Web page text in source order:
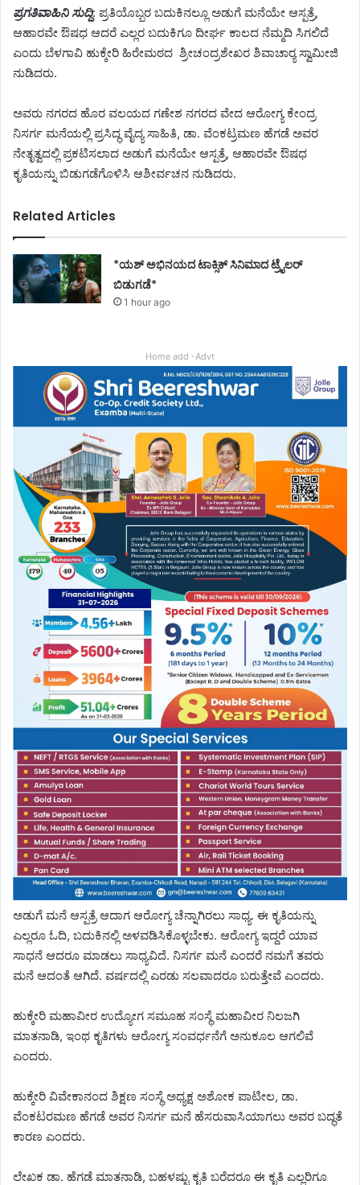
ಪ್ರಗತಿವಾಹಿನಿ ಸುದ್ದಿ: ಪ್ರತಿಯೊಬ್ಬರ ಬದುಕಿನಲ್ಲೂ ಅಡುಗೆ ಮನೆಯೇ ಆಸ್ಪತ್ರೆ,
ಆಹಾರವೇ ಔಷಧ ಆದರೆ ಎಲ್ಲರ ಬದುಕಿಗೂ ದೀರ್ಘ ಕಾಲದ ನೆಮ್ಮದಿ ಸಿಗಲಿದೆ
ಎಂದು ಬೆಳಗಾವಿ ಹುಕ್ಕೇರಿ ಹಿರೇಮಠದ ಶ್ರೀಚಂದ್ರಶೇಖರ ಶಿವಾಚಾರ‍್ಯ ಸ್ವಾಮೀಜಿ
ನುಡಿದರು.
ಅವರು ನಗರದ ಹೊರ ವಲಯದ ಗಣೇಶ ನಗರದ ವೇದ ಆರೋಗ್ಯ ಕೇಂದ್ರ
ನಿಸರ್ಗ ಮನೆಯಲ್ಲಿ ಪ್ರಸಿದ್ಧ ವೈದ್ಯ ಸಾಹಿತಿ, ಡಾ. ವೆಂಕಟ್ರಮಣ ಹೆಗಡೆ ಅವರ
ನೇತೃತ್ವದಲ್ಲಿ ಪ್ರಕಟಿಸಲಾದ ಅಡುಗೆ ಮನೆಯೇ ಆಸ್ಪತ್ರೆ, ಆಹಾರವೇ ಔಷಧ
ಕೃತಿಯನ್ನು ಬಿಡುಗಡೆಗೊಳಿಸಿ ಆಶೀರ್ವಚನ ನುಡಿದರು.
Related Articles
*ಯಶ್ ಅಭಿನಯದ ಟಾಕ್ಸಿಕ್ ಸಿನಿಮಾದ ಟ್ರೈಲರ್
ಬಿಡುಗಡೆ*
1 hour ago
Home add -Advt
ಅಡುಗೆ ಮನೆ ಆಸ್ಪತ್ರೆ ಆದಾಗ ಆರೋಗ್ಯ ಚೆನ್ನಾಗಿರಲು ಸಾಧ್ಯ. ಈ ಕೃತಿಯನ್ನು
ಎಲ್ಲರೂ ಓದಿ, ಬದುಕಿನಲ್ಲಿ ಅಳವಡಿಸಿಕೊಳ್ಳಬೇಕು. ಆರೋಗ್ಯ ಇದ್ದರೆ ಯಾವ
ಸಾಧನೆ ಆದರೂ ಮಾಡಲು ಸಾಧ್ಯವಿದೆ. ನಿಸರ್ಗ ಮನೆ ಎಂದರೆ ನಮಗೆ ತವರು
ಮನೆ ಆದಂತೆ ಆಗಿದೆ. ವರ್ಷದಲ್ಲಿ ಎರಡು ಸಲವಾದರೂ ಬರುತ್ತೇವೆ ಎಂದರು.
ಹುಕ್ಕೇರಿ ಮಹಾವೀರ ಉದ್ಯೋಗ ಸಮೂಹ ಸಂಸ್ಥೆ ಮಹಾವೀರ ನಿಲಜಗಿ
ಮಾತನಾಡಿ, ಇಂಥ ಕೃತಿಗಳು ಆರೋಗ್ಯ ಸಂವರ್ಧನೆಗೆ ಅನುಕೂಲ ಆಗಲಿವೆ
ಎಂದರು.
ಹುಕ್ಕೇರಿ ವಿವೇಕಾನಂದ ಶಿಕ್ಷಣ ಸಂಸ್ಥೆ ಅಧ್ಯಕ್ಷ ಅಶೋಕ ಪಾಟೀಲ, ಡಾ.
ವೆಂಕಟರಮಣ ಹೆಗಡೆ ಅವರ ನಿಸರ್ಗ ಮನೆ ಹೆಸರುವಾಸಿಯಾಗಲು ಅವರ ಬದ್ಧತೆ
ಕಾರಣ ಎಂದರು.
ಲೇಖಕ ಡಾ. ಹೆಗಡೆ ಮಾತನಾಡಿ, ಬಹಳಷ್ಟು ಕೃತಿ ಬರೆದರೂ ಈ ಕೃತಿ ಎಲ್ಲರಿಗೂ